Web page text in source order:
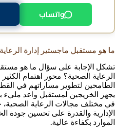
واتساب
ما هو مستقبل ماجستير إدارة
تشكل الإجابة على سؤال ما هو
الرعاية الصحية؟ محور اهتمام
الطامحين لتطوير مساراتهم في
يجهز الخريجين لمستقبل واعد مليء
في مختلف مجالات الرعاية
الإدارية والقدرة على تحسين جودة
الموارد بكفاءة عالية.